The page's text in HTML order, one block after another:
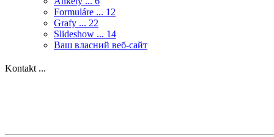
Formuláre ... 12
Grafy ... 22
Slideshow ... 14
Ваш власний веб-сайт
Kontakt ...